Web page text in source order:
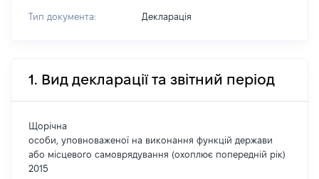
Тип документа: Декларація
1. Вид декларації та звітний період
Щорічна
особи, уповноваженої на виконання функцій держави
або місцевого самоврядування (охоплює попередній рік)
2015